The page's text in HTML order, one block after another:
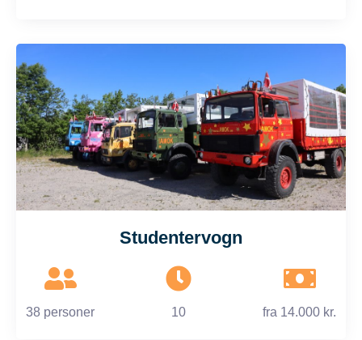
Studentervogn
38 personer 10 fra 14.000 kr.